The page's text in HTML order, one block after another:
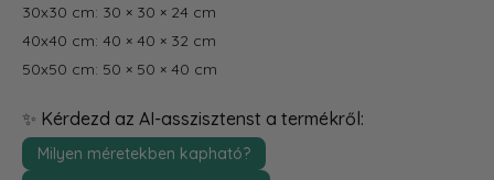
30x30 cm: 30 × 30 × 24 cm
40x40 cm: 40 × 40 × 32 cm
50x50 cm: 50 × 50 × 40 cm
✨ Kérdezd az AI-asszisztenst a termékről:
Milyen méretekben kapható?